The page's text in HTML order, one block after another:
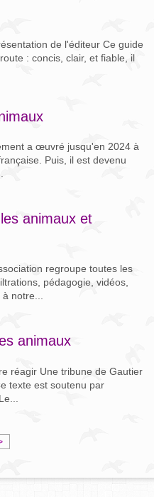
de l'éditeur Ce guide
: concis, clair, et fiable, il
a œuvré jusqu'en 2024 à
Puis, il est devenu
animaux et
regroupe toutes les
pédagogie, vidéos,
notre...
animaux
réagir Une tribune de Gautier
texte est soutenu par